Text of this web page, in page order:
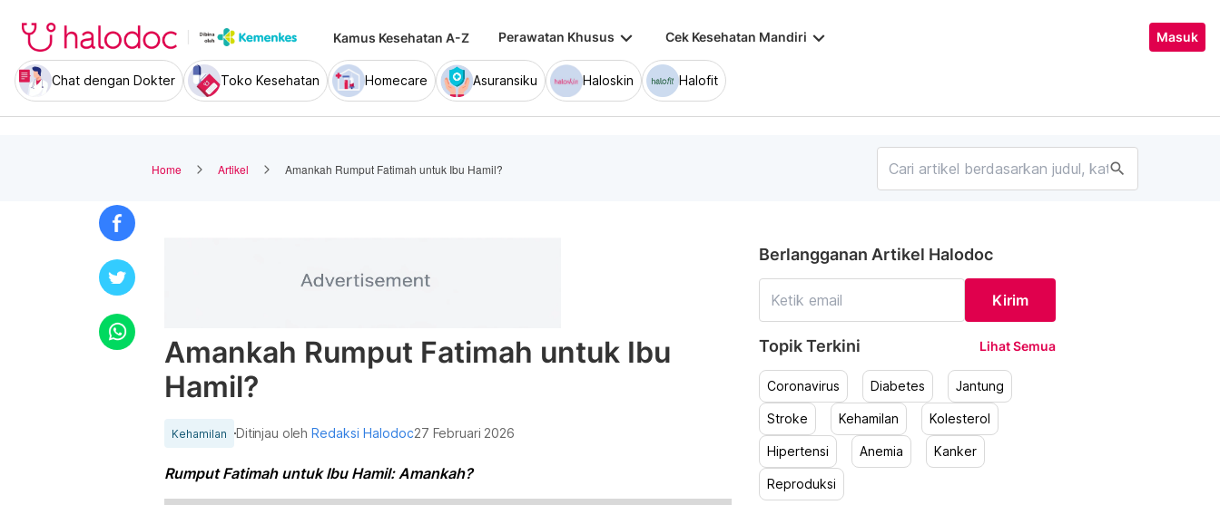
Kamus Kesehatan A-Z Perawatan Khusus keyboard_arrow_down Cek Kesehatan Mandiri keyboard_arrow_down Masuk
Chat dengan Dokter Toko Kesehatan Homecare Asuransiku Haloskin Halofit
Home Artikel Amankah Rumput Fatimah untuk Ibu Hamil? search
Amankah Rumput Fatimah untuk Ibu
Hamil?
Kehamilan Ditinjau olehRedaksi Halodoc27 Februari 2026
Rumput Fatimah untuk Ibu Hamil: Amankah?
Berlangganan Artikel Halodoc
Kirim
Topik Terkini Lihat Semua
Coronavirus Diabetes Jantung
Stroke Kehamilan Kolesterol
Hipertensi Anemia Kanker
Reproduksi